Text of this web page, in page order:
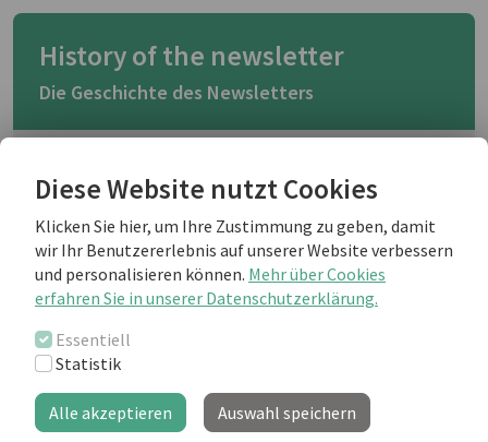
Diese Website nutzt Cookies
Klicken Sie hier, um Ihre Zustimmung zu geben, damit
wir Ihr Benutzererlebnis auf unserer Website verbessern
und personalisieren können. Mehr über Cookies
erfahren Sie in unserer Datenschutzerklärung.
Essentiell
Statistik
Alle akzeptieren Auswahl speichern
History of the newsletter
Die Geschichte des Newsletters
Fotolia
the newsletter you receive comes from?
Or how old it is? How about an idea on
the different forms that newsletters
have taken and can take? Read on for
our collection of information for you!